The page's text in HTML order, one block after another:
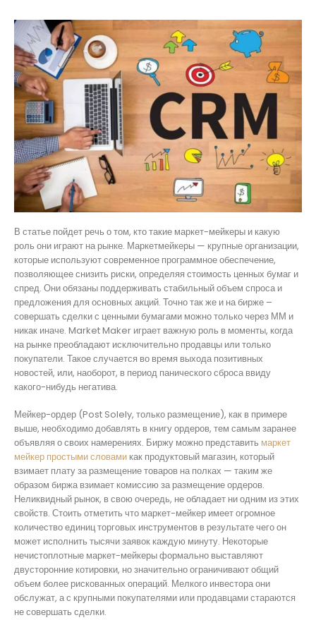
В статье пойдет речь о том, кто такие маркет-мейкеры и какую
роль они играют на рынке. Маркетмейкеры — крупные организации,
которые используют современное программное обеспечение,
позволяющее снизить риски, определяя стоимость ценных бумаг и
спред. Они обязаны поддерживать стабильный объем спроса и
предложения для основных акций. Точно так же и на бирже –
совершать сделки с ценными бумагами можно только через ММ и
никак иначе. Market Maker играет важную роль в моменты, когда
на рынке преобладают исключительно продавцы или только
покупатели. Такое случается во время выхода позитивных
новостей, или, наоборот, в период панического сброса ввиду
какого-нибудь негатива.
Мейкер-ордер (Post Solely, только размещение), как в примере
выше, необходимо добавлять в книгу ордеров, тем самым заранее
объявляя о своих намерениях. Биржу можно представить маркет
мейкер простыми словами как продуктовый магазин, который
взимает плату за размещение товаров на полках — таким же
образом биржа взимает комиссию за размещение ордеров.
Неликвидный рынок, в свою очередь, не обладает ни одним из этих
свойств. Стоить отметить что маркет-мейкер имеет огромное
количество единиц торговых инструментов в результате чего он
может исполнить тысячи заявок каждую минуту. Некоторые
нечистоплотные маркет-мейкеры формально выставляют
двусторонние котировки, но значительно ограничивают общий
объем более рискованных операций. Мелкого инвестора они
обслужат, а с крупными покупателями или продавцами стараются
не совершать сделки.